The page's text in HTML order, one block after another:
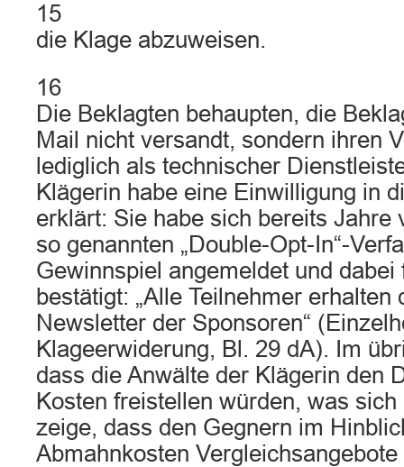
15
die Klage abzuweisen.
16
Die Beklagten behaupten, die
Mail nicht versandt, sondern ihren
lediglich als technischer
Klägerin habe eine Einwilligung in
erklärt: Sie habe sich bereits Jahre
so genannten „Double-Opt-In“-
Gewinnspiel angemeldet und dabei
bestätigt: „Alle Teilnehmer erhalten
Newsletter der Sponsoren“
Klageerwiderung, Bl. 29 dA). Im
dass die Anwälte der Klägerin den
Kosten freistellen würden, was
zeige, dass den Gegnern im
Abmahnkosten